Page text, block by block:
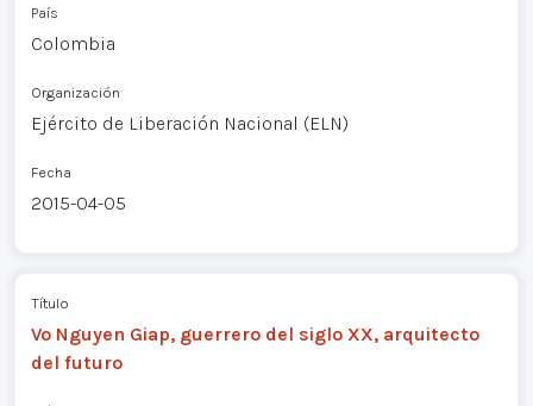
País
Colombia
Organización
Ejército de Liberación Nacional (ELN)
Fecha
2015-04-05
Título
Vo Nguyen Giap, guerrero del siglo XX, arquitecto
del futuro